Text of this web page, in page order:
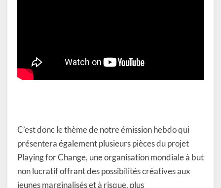
C’est donc le thème de notre émission hebdo qui
présentera également plusieurs pièces du projet
Playing for Change, une organisation mondiale à but
non lucratif offrant des possibilités créatives aux
jeunes marginalisés et à risque, plus